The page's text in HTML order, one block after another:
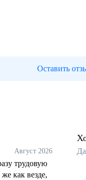
Оставить
Август 2026
трудовую
как везде,